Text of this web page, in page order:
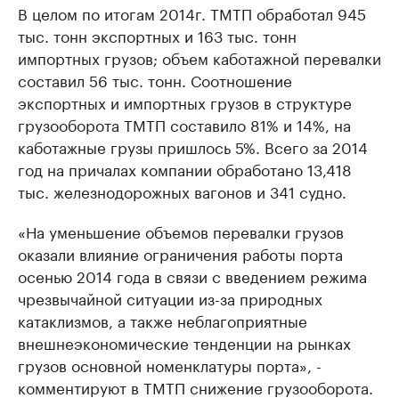
В целом по итогам 2014г. ТМТП обработал 945
тыс. тонн экспортных и 163 тыс. тонн
импортных грузов; объем каботажной перевалки
составил 56 тыс. тонн. Соотношение
экспортных и импортных грузов в структуре
грузооборота ТМТП составило 81% и 14%, на
каботажные грузы пришлось 5%. Всего за 2014
год на причалах компании обработано 13,418
тыс. железнодорожных вагонов и 341 судно.
«На уменьшение объемов перевалки грузов
оказали влияние ограничения работы порта
осенью 2014 года в связи с введением режима
чрезвычайной ситуации из-за природных
катаклизмов, а также неблагоприятные
внешнеэкономические тенденции на рынках
грузов основной номенклатуры порта», -
комментируют в ТМТП снижение грузооборота.